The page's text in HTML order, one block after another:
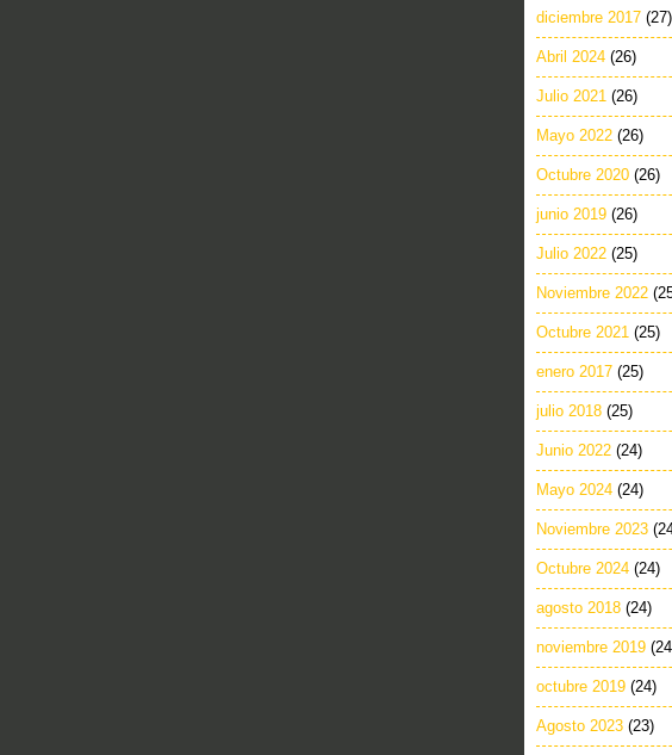
diciembre 2017 (27)
Abril 2024 (26)
Julio 2021 (26)
Mayo 2022 (26)
Octubre 2020 (26)
junio 2019 (26)
Julio 2022 (25)
Noviembre 2022
Octubre 2021 (25)
enero 2017 (25)
julio 2018 (25)
Junio 2022 (24)
Mayo 2024 (24)
Noviembre 2023
Octubre 2024 (24)
agosto 2018 (24)
noviembre 2019
octubre 2019 (24)
Agosto 2023 (23)